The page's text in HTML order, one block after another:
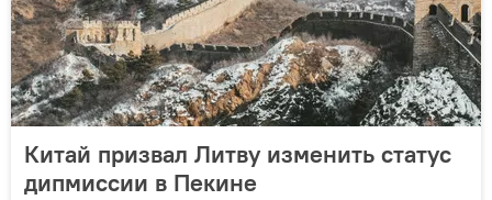
Китай призвал Литву изменить статус
дипмиссии в Пекине